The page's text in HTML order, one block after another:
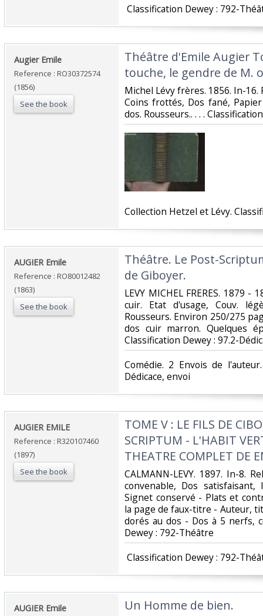
Classification Dewey : 792-
‎Augier Emile‎
Reference : RO30372574
(1856)
See the book
‎Théâtre d'Emile Augier
touche, le gendre de M.
‎Michel Lévy frères. 1856. In-16.
Coins frottés, Dos fané,
dos. Rousseurs.. . . .
‎Collection Hetzel et Lévy.
‎AUGIER Emile‎
Reference : RO80012482
(1863)
See the book
‎Théâtre. Le Post-
de Giboyer.‎
‎LEVY MICHEL FRERES. 1879
cuir. Etat d'usage, Couv.
Rousseurs. Environ 250/275
dos cuir marron. Quelques
Classification Dewey : 97.2-
‎Comédie. 2 Envois de
Dédicace, envoi‎
‎AUGIER EMILE‎
Reference : R320107460
(1897)
See the book
‎TOME V : LE FILS DE
SCRIPTUM - L'HABIT
THEATRE COMPLET DE
‎CALMANN-LEVY. 1897. In-8.
convenable, Dos
Signet conservé - Plats et
la page de faux-titre - Auteur,
dorés au dos - Dos à 5 nerfs,
Dewey : 792-Théâtre‎
Classification Dewey : 792-
‎AUGIER Emile‎ ‎Un Homme de bien.‎